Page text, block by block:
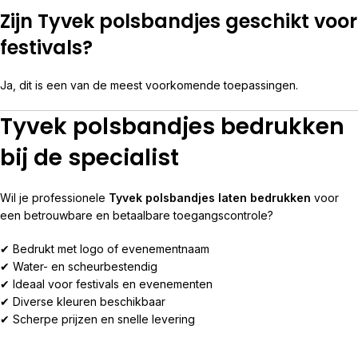
Zijn Tyvek polsbandjes geschikt voor
festivals?
Ja, dit is een van de meest voorkomende toepassingen.
Tyvek polsbandjes bedrukken
bij de specialist
Wil je professionele Tyvek polsbandjes laten bedrukken voor
een betrouwbare en betaalbare toegangscontrole?
✔ Bedrukt met logo of evenementnaam
✔ Water- en scheurbestendig
✔ Ideaal voor festivals en evenementen
✔ Diverse kleuren beschikbaar
✔ Scherpe prijzen en snelle levering